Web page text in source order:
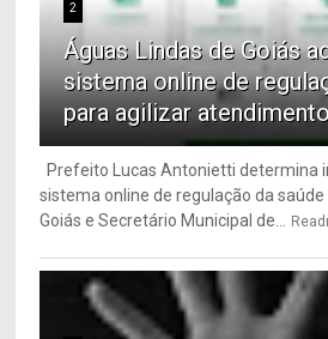
2
Águas Lindas de Goiás
sistema online de
para agilizar
Prefeito Lucas Antonietti determina
sistema online de regulação da
Goiás e Secretário Municipal de...